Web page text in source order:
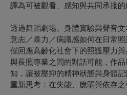
譯為可被觀看、感知與共同承接的
透過舞蹈劇場、身體實驗與聲音
意志／暴力／病識感如何在日常
僅回應高齡化社會下的照護壓力
與長照專業之間的對話可能，作
知，讓被壓抑的精神狀態與身體
重新思考：在失能、脆弱與依存之